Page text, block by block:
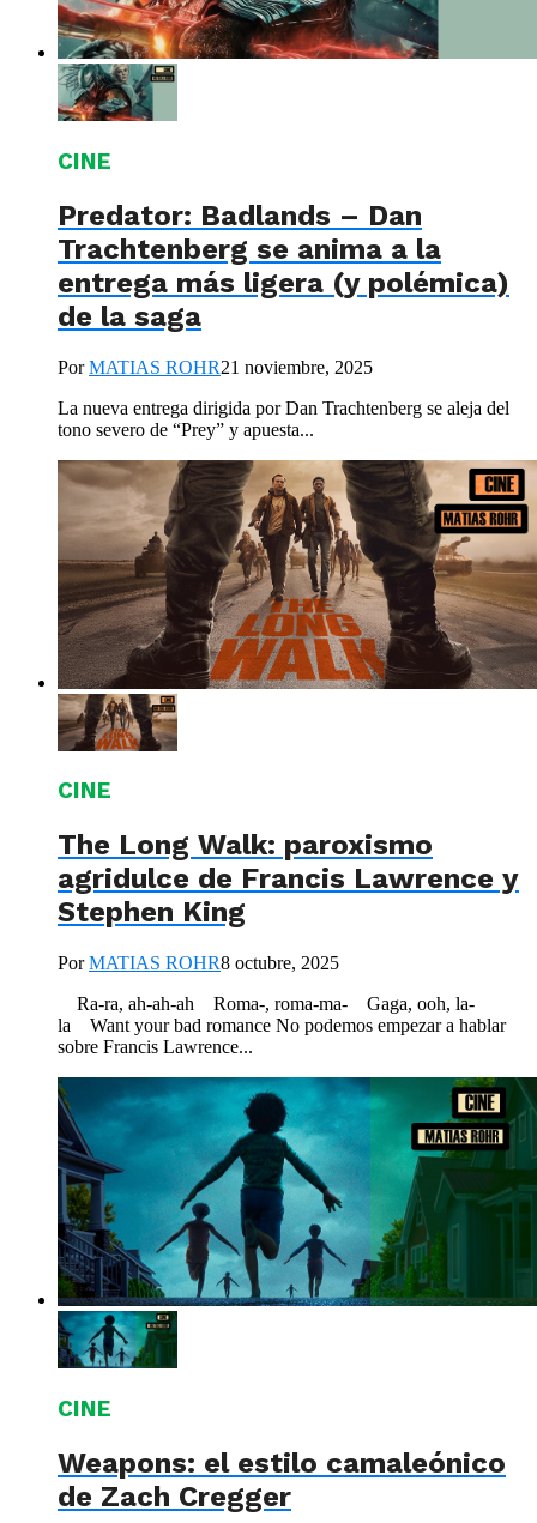
CINE
Predator: Badlands – Dan
Trachtenberg se anima a la
entrega más ligera (y polémica)
de la saga
PorMATIAS ROHR21 noviembre, 2025
La nueva entrega dirigida por Dan Trachtenberg se aleja del
tono severo de “Prey” y apuesta...
CINE
The Long Walk: paroxismo
agridulce de Francis Lawrence y
Stephen King
PorMATIAS ROHR8 octubre, 2025
Ra-ra, ah-ah-ah Roma-, roma-ma- Gaga, ooh, la-
la Want your bad romance No podemos empezar a hablar
sobre Francis Lawrence...
CINE
Weapons: el estilo camaleónico
de Zach Cregger